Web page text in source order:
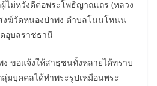
ม่หวังดีต่อพระโพธิญาณเถร (หลวง
ฆ์วัดหนองป่าพง ตำบลโนนโหนน
อุบลราชธานี
ขอแจ้งให้สาธุชนทั้งหลายได้ทราบ
มบุคคลได้ทำพระรูปเหมือนพระ